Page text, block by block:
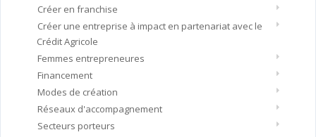
Créer en franchise
Créer une entreprise à impact en partenariat avec le
Crédit Agricole
Femmes entrepreneures
Financement
Modes de création
Réseaux d'accompagnement
Secteurs porteurs